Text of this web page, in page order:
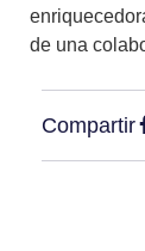
de una
Compartir